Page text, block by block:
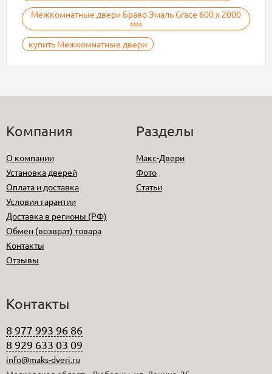
Межкомнатные двери Браво Эмаль Grace 600 х 2000
мм
купить Межкомнатные двери
Компания
О компании
Установка дверей
Оплата и доставка
Условия гарантии
Доставка в регионы (РФ)
Обмен (возврат) товара
Контакты
Отзывы
Разделы
Макс-Двери
Фото
Статьи
Контакты
8 977 993 96 86
8 929 633 03 09
info@maks-dveri.ru